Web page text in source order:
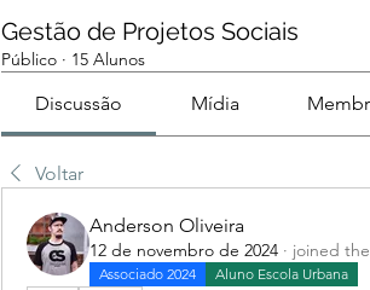
Gestão de Projetos Sociais
Público · 15 Alunos
Discussão Mídia
Voltar
Anderson Oliveira
12 de novembro de 2024 · joined
Associado 2024
Aluno Escola Urbana